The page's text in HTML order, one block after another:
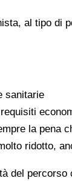
al tipo di
sanitarie
la pena
ridotto,
del